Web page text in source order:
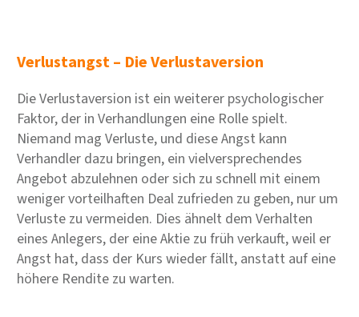
Verlustangst – Die Verlustaversion
Die Verlustaversion ist ein weiterer psychologischer
Faktor, der in Verhandlungen eine Rolle spielt.
Niemand mag Verluste, und diese Angst kann
Verhandler dazu bringen, ein vielversprechendes
Angebot abzulehnen oder sich zu schnell mit einem
weniger vorteilhaften Deal zufrieden zu geben, nur um
Verluste zu vermeiden. Dies ähnelt dem Verhalten
eines Anlegers, der eine Aktie zu früh verkauft, weil er
Angst hat, dass der Kurs wieder fällt, anstatt auf eine
höhere Rendite zu warten.